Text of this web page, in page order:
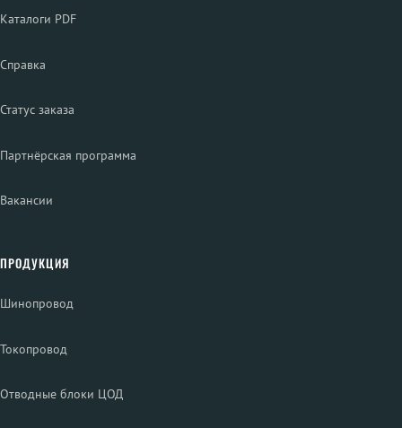
Каталоги PDF
Справка
Статус заказа
Партнёрская программа
Вакансии
ПРОДУКЦИЯ
Шинопровод
Токопровод
Отводные блоки ЦОД